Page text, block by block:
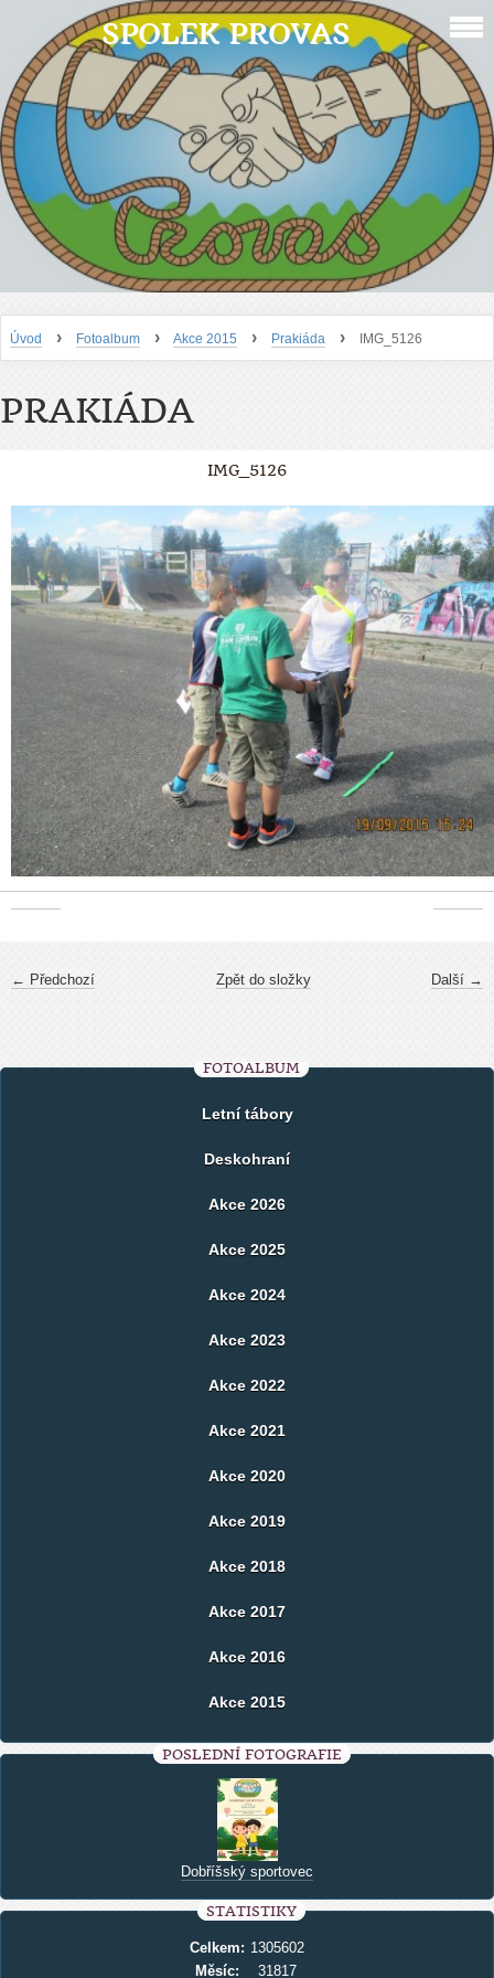
SPOLEK PROVAS
Úvod › Fotoalbum › Akce 2015 › Prakiáda › IMG_5126
PRAKIÁDA
IMG_5126
← Předchozí Další →
Zpět do složky
FOTOALBUM
Letní tábory
Deskohraní
Akce 2026
Akce 2025
Akce 2024
Akce 2023
Akce 2022
Akce 2021
Akce 2020
Akce 2019
Akce 2018
Akce 2017
Akce 2016
Akce 2015
POSLEDNÍ FOTOGRAFIE
Dobříšský sportovec
STATISTIKY
Celkem: 1305602
Měsíc:
31817